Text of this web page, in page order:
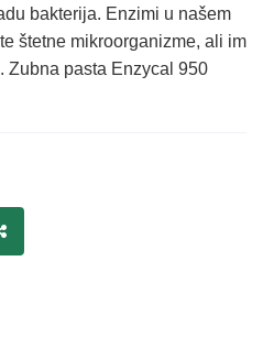
bakterija. Enzimi u našem
štetne mikroorganizme, ali im
Zubna pasta Enzycal 950